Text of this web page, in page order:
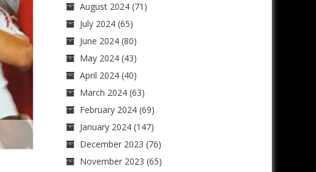
August 2024(71)
July 2024(65)
June 2024(80)
May 2024(43)
April 2024(40)
March 2024(63)
February 2024(69)
January 2024(147)
December 2023 (76)
November 2023 (65)